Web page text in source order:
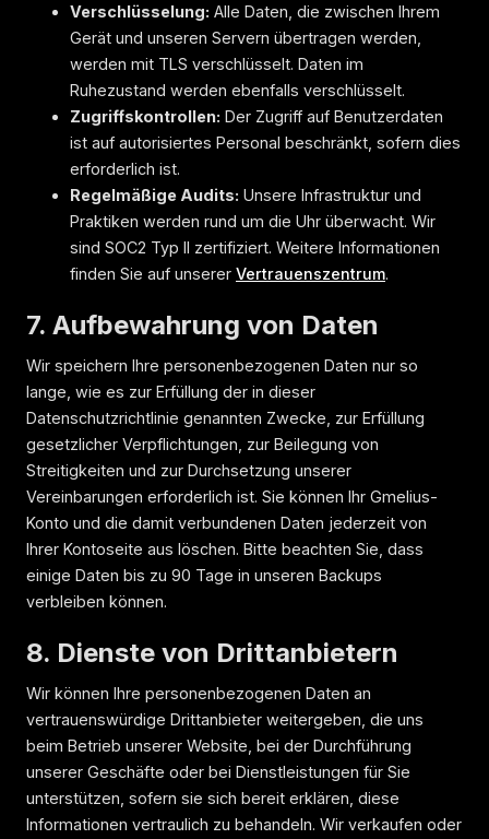
Verschlüsselung: Alle Daten, die zwischen Ihrem
Gerät und unseren Servern übertragen werden,
werden mit TLS verschlüsselt. Daten im
Ruhezustand werden ebenfalls verschlüsselt.
Zugriffskontrollen: Der Zugriff auf Benutzerdaten
ist auf autorisiertes Personal beschränkt, sofern dies
erforderlich ist.
Regelmäßige Audits: Unsere Infrastruktur und
Praktiken werden rund um die Uhr überwacht. Wir
sind SOC2 Typ II zertifiziert. Weitere Informationen
finden Sie auf unserer Vertrauenszentrum.
7. Aufbewahrung von Daten
Wir speichern Ihre personenbezogenen Daten nur so
lange, wie es zur Erfüllung der in dieser
Datenschutzrichtlinie genannten Zwecke, zur Erfüllung
gesetzlicher Verpflichtungen, zur Beilegung von
Streitigkeiten und zur Durchsetzung unserer
Vereinbarungen erforderlich ist. Sie können Ihr Gmelius-
Konto und die damit verbundenen Daten jederzeit von
Ihrer Kontoseite aus löschen. Bitte beachten Sie, dass
einige Daten bis zu 90 Tage in unseren Backups
verbleiben können.
8. Dienste von Drittanbietern
Wir können Ihre personenbezogenen Daten an
vertrauenswürdige Drittanbieter weitergeben, die uns
beim Betrieb unserer Website, bei der Durchführung
unserer Geschäfte oder bei Dienstleistungen für Sie
unterstützen, sofern sie sich bereit erklären, diese
Informationen vertraulich zu behandeln. Wir verkaufen oder